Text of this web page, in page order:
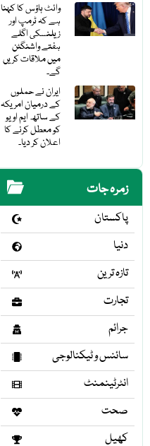
وائٹ ہاؤس کا کہنا
ہے کہ ٹرمپ اور
زیلنسکی اگلے
ہفتے واشنگٹن
میں ملاقات کریں
گے۔
ایران نے حملوں
کے درمیان امریکہ
کے ساتھ ایم او یو
کو معطل کرنے کا
اعلان کر دیا۔
زمرہ جات
پاکستان
دنیا
تازہ ترین
تجارت
جرائم
سائنس و ٹیکنالوجی
انٹرٹینمنٹ
صحت
کھیل